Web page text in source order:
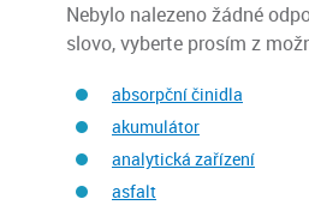
Nebylo nalezeno žádné
slovo, vyberte prosím z
absorpční činidla
akumulátor
analytická zařízení
asfalt